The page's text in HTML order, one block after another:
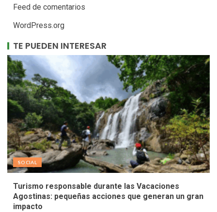
Feed de comentarios
WordPress.org
TE PUEDEN INTERESAR
SOCIAL
Turismo responsable durante las Vacaciones
Agostinas: pequeñas acciones que generan un gran
impacto